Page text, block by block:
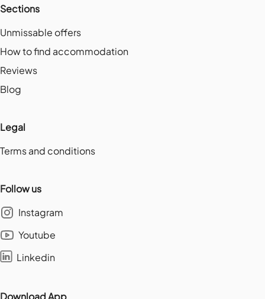
Sections
Unmissable offers
How to find accommodation
Reviews
Blog
Legal
Terms and conditions
Follow us
Instagram
Youtube
Linkedin
Download App